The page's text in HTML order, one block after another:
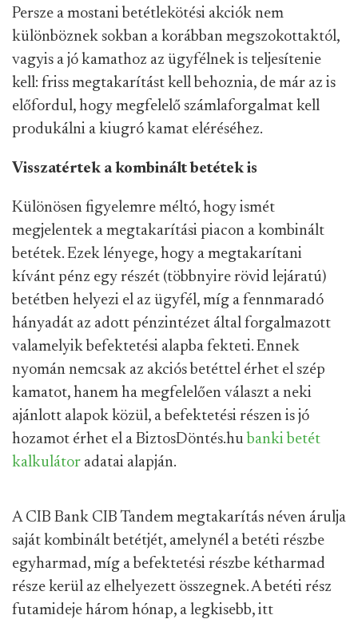
Persze a mostani betétlekötési akciók nem
különböznek sokban a korábban megszokottaktól,
vagyis a jó kamathoz az ügyfélnek is teljesítenie
kell: friss megtakarítást kell behoznia, de már az is
előfordul, hogy megfelelő számlaforgalmat kell
produkálni a kiugró kamat eléréséhez.
Visszatértek a kombinált betétek is
Különösen figyelemre méltó, hogy ismét
megjelentek a megtakarítási piacon a kombinált
betétek. Ezek lényege, hogy a megtakarítani
kívánt pénz egy részét (többnyire rövid lejáratú)
betétben helyezi el az ügyfél, míg a fennmaradó
hányadát az adott pénzintézet által forgalmazott
valamelyik befektetési alapba fekteti. Ennek
nyomán nemcsak az akciós betéttel érhet el szép
kamatot, hanem ha megfelelően választ a neki
ajánlott alapok közül, a befektetési részen is jó
hozamot érhet el a BiztosDöntés.hu banki betét
kalkulátor adatai alapján.
A CIB Bank CIB Tandem megtakarítás néven árulja
saját kombinált betétjét, amelynél a betéti részbe
egyharmad, míg a befektetési részbe kétharmad
része kerül az elhelyezett összegnek. A betéti rész
futamideje három hónap, a legkisebb, itt